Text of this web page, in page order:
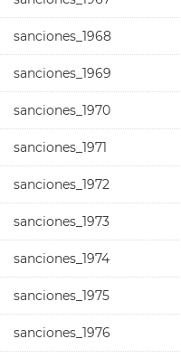
sanciones_1968
sanciones_1969
sanciones_1970
sanciones_1971
sanciones_1972
sanciones_1973
sanciones_1974
sanciones_1975
sanciones_1976